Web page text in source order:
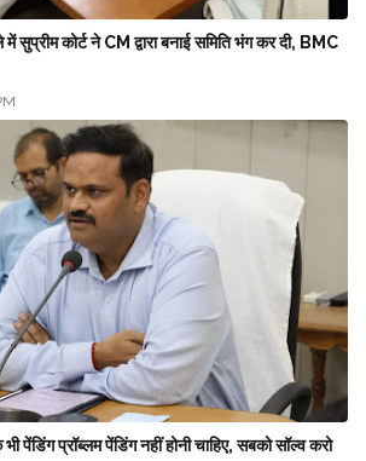
कोर्ट ने CM द्वारा बनाई समिति भंग कर दी, BMC
पेंडिंग प्रॉब्लम पेंडिंग नहीं होनी चाहिए, सबको सॉल्व करो